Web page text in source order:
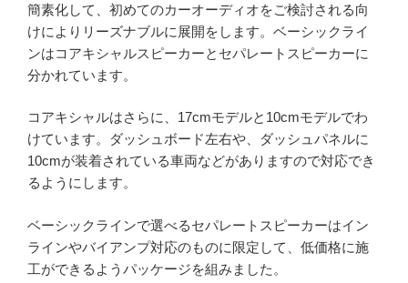
簡素化して、初めてのカーオーディオをご検討される向
けによりリーズナブルに展開をします。ベーシックライ
ンはコアキシャルスピーカーとセパレートスピーカーに
分かれています。
コアキシャルはさらに、17cmモデルと10cmモデルでわ
けています。ダッシュボード左右や、ダッシュパネルに
10cmが装着されている車両などがありますので対応でき
るようにします。
ベーシックラインで選べるセパレートスピーカーはイン
ラインやバイアンプ対応のものに限定して、低価格に施
工ができるようパッケージを組みました。